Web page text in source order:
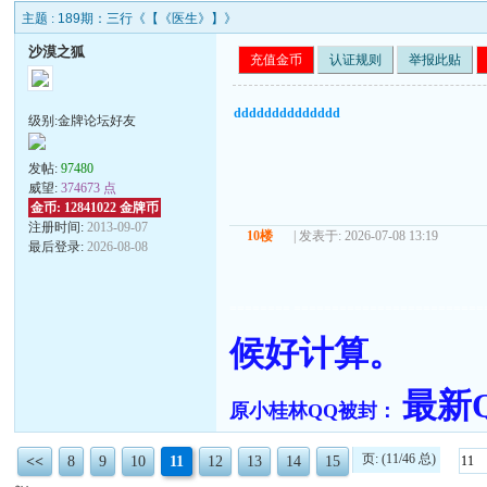
主题 : 189期：三行《【《医生》】》
沙漠之狐
级别:金牌论坛好友
发帖:97480
威望:374673 点
金币: 12841022 金牌币
注册时间:2013-09-07
最后登录:2026-08-08
充值金币 认证规则 举报此贴
dddddddddddddd
10楼 | 发表于: 2026-07-08 13:19
候好计算。
原小桂林QQ被封： 最新
<< 8 9 10 11 12 13 14 15 页: (11/46 总)